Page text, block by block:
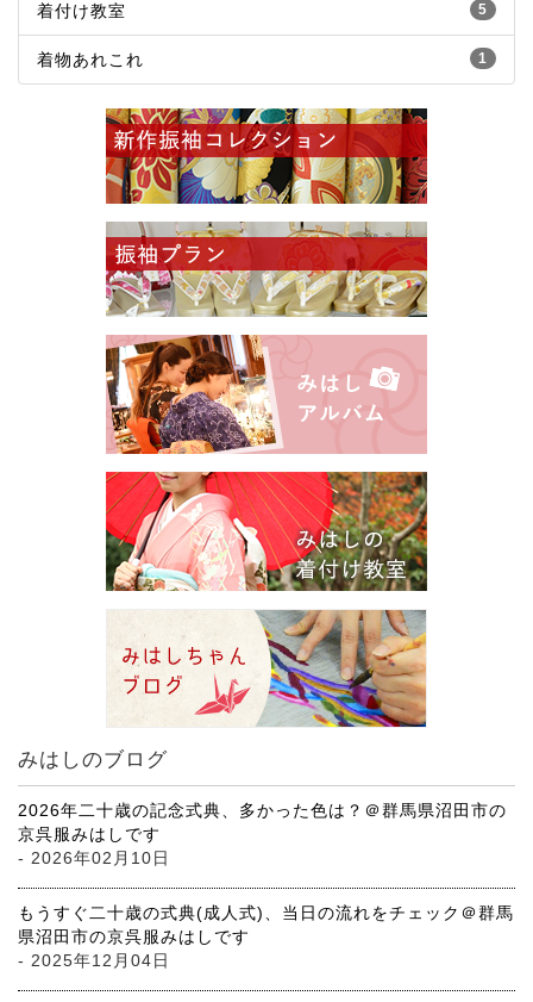
5
着付け教室
1
着物あれこれ
みはしのブログ
2026年二十歳の記念式典、多かった色は？＠群馬県沼田市の
京呉服みはしです
- 2026年02月10日
もうすぐ二十歳の式典(成人式)、当日の流れをチェック＠群馬
県沼田市の京呉服みはしです
- 2025年12月04日